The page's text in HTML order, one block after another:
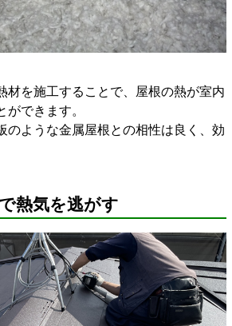
材を施工することで、屋根の熱が室内
ができます。
のような金属屋根との相性は良く、効
熱気を逃がす